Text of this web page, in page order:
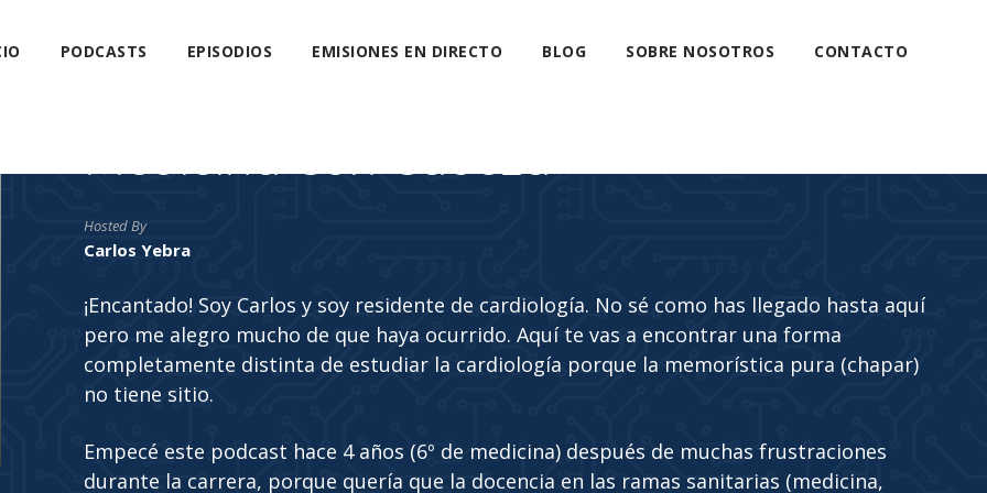
PODCASTS EPISODIOS EMISIONES EN DIRECTO BLOG SOBRE NOSOTROS CONTACTO
Medicina Con Cabeza
Hosted By
Carlos Yebra
¡Encantado! Soy Carlos y soy residente de cardiología. No sé como has llegado hasta aquí
pero me alegro mucho de que haya ocurrido. Aquí te vas a encontrar una forma
completamente distinta de estudiar la cardiología porque la memorística pura (chapar)
no tiene sitio.
Empecé este podcast hace 4 años (6º de medicina) después de muchas frustraciones
durante la carrera, porque quería que la docencia en las ramas sanitarias (medicina,